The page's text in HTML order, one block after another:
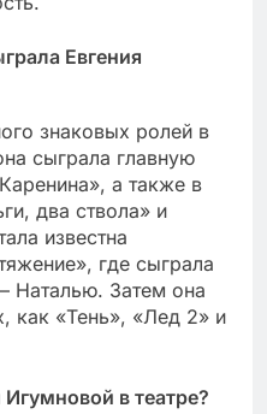
Евгения
знаковых ролей в
сыграла главную
а также в
два ствола» и
известна
где сыграла
Наталью. Затем она
как «Тень», «Лед 2» и
в театре?